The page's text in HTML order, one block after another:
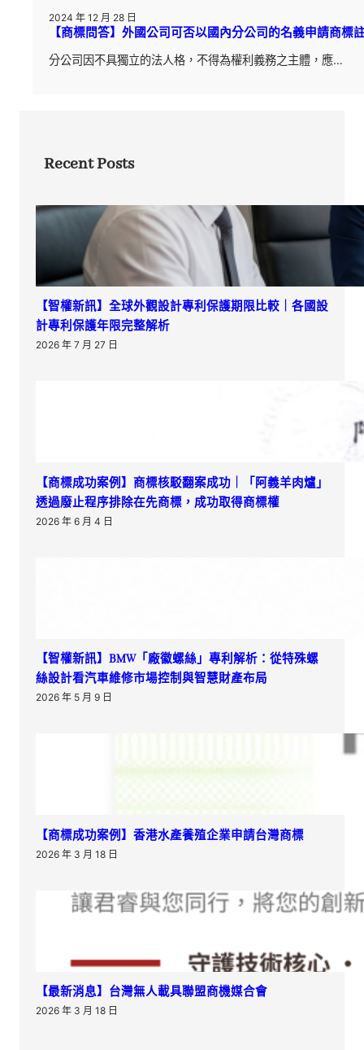
2024 年 12 月 28 日
【商標問答】外國公司可否以國內分公司的名義申請商標
分公司因不具獨立的法人格，不得為權利義務之主體，應…
Recent Posts
【智權新訊】全球外觀設計專利保護期限比較｜各國設
計專利保護年限完整解析
2026 年 7 月 27 日
【商標成功案例】商標核駁翻案成功｜「阿義羊肉爐」
透過廢止程序排除在先商標，成功取得商標權
2026 年 6 月 4 日
【智權新訊】BMW「廠徽螺絲」專利解析：從特殊螺
絲設計看汽車維修市場控制與智慧財產布局
2026 年 5 月 9 日
【商標成功案例】香港水產養殖企業申請台灣商標
2026 年 3 月 18 日
【最新消息】台灣無人載具聯盟商機媒合會
2026 年 3 月 18 日